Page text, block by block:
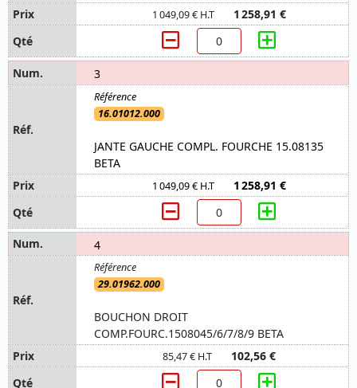
1 049,09 € H.T 1 258,91 €
3
16.01012.000
JANTE GAUCHE COMPL. FOURCHE 15.08135
BETA
1 049,09 € H.T 1 258,91 €
4
29.01962.000
BOUCHON DROIT
COMP.FOURC.1508045/6/7/8/9 BETA
85,47 € H.T 102,56 €